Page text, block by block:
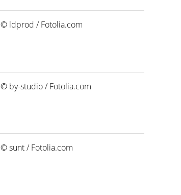
© ldprod / Fotolia.com
© by-studio / Fotolia.com
© sunt / Fotolia.com